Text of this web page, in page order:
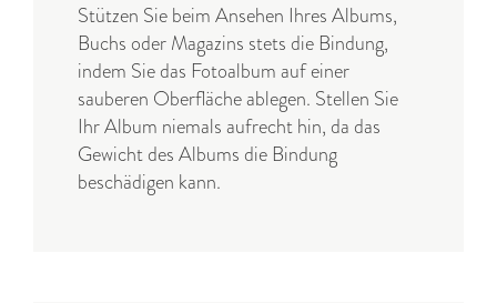
Stützen Sie beim Ansehen Ihres Albums,
Buchs oder Magazins stets die Bindung,
indem Sie das Fotoalbum auf einer
sauberen Oberfläche ablegen. Stellen Sie
Ihr Album niemals aufrecht hin, da das
Gewicht des Albums die Bindung
beschädigen kann.